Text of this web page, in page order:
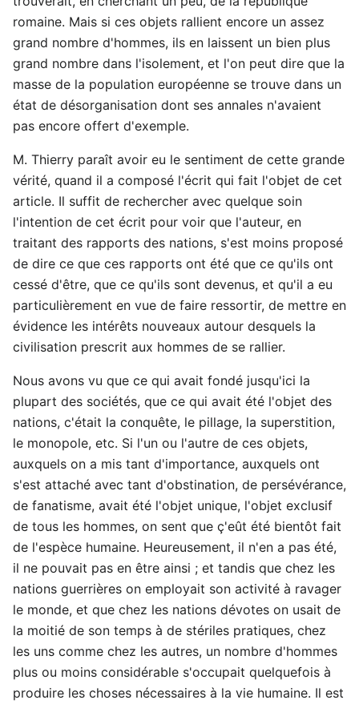
romaine. Mais si ces objets rallient encore un assez
grand nombre d'hommes, ils en laissent un bien plus
grand nombre dans l'isolement, et l'on peut dire que la
masse de la population européenne se trouve dans un
état de désorganisation dont ses annales n'avaient
pas encore offert d'exemple.
M. Thierry paraît avoir eu le sentiment de cette grande
vérité, quand il a composé l'écrit qui fait l'objet de cet
article. Il suffit de rechercher avec quelque soin
l'intention de cet écrit pour voir que l'auteur, en
traitant des rapports des nations, s'est moins proposé
de dire ce que ces rapports ont été que ce qu'ils ont
cessé d'être, que ce qu'ils sont devenus, et qu'il a eu
particulièrement en vue de faire ressortir, de mettre en
évidence les intérêts nouveaux autour desquels la
civilisation prescrit aux hommes de se rallier.
Nous avons vu que ce qui avait fondé jusqu'ici la
plupart des sociétés, que ce qui avait été l'objet des
nations, c'était la conquête, le pillage, la superstition,
le monopole, etc. Si l'un ou l'autre de ces objets,
auxquels on a mis tant d'importance, auxquels ont
s'est attaché avec tant d'obstination, de persévérance,
de fanatisme, avait été l'objet unique, l'objet exclusif
de tous les hommes, on sent que ç'eût été bientôt fait
de l'espèce humaine. Heureusement, il n'en a pas été,
il ne pouvait pas en être ainsi ; et tandis que chez les
nations guerrières on employait son activité à ravager
le monde, et que chez les nations dévotes on usait de
la moitié de son temps à de stériles pratiques, chez
les uns comme chez les autres, un nombre d'hommes
plus ou moins considérable s'occupait quelquefois à
produire les choses nécessaires à la vie humaine. Il est